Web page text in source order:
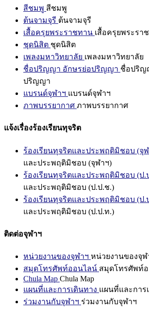
สีชมพู สีชมพู
ต้นจามจุรี ต้นจามจุรี
เสื้อครุยพระราชทาน เสื้อครุยพระรา
ชุดนิสิต ชุดนิสิต
เพลงมหาวิทยาลัย เพลงมหาวิทยาลัย
ชื่อปริญญา อักษรย่อปริญญา ชื่อปริญ
ปริญญา
แบรนด์จุฬาฯ แบรนด์จุฬาฯ
ภาพบรรยากาศ ภาพบรรยากาศ
แจ้งเรื่องร้องเรียนทุจริต
ร้องเรียนทุจริตและประพฤติมิชอบ (จุ
และประพฤติมิชอบ (จุฬาฯ)
ร้องเรียนทุจริตและประพฤติมิชอบ (ป.
และประพฤติมิชอบ (ป.ป.ช.)
ร้องเรียนทุจริตและประพฤติมิชอบ (ป.
และประพฤติมิชอบ (ป.ป.ท.)
ติดต่อจุฬาฯ
หน่วยงานของจุฬาฯ หน่วยงานของจุฬ
สมุดโทรศัพท์ออนไลน์ สมุดโทรศัพท์
Chula Map Chula Map
แผนที่และการเดินทาง แผนที่และการ
ร่วมงานกับจุฬาฯ ร่วมงานกับจุฬาฯ